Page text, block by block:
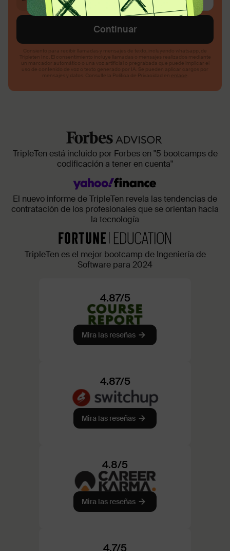
TripleTen está incluido por Forbes en "5 bootcamps de
codificación a tener en cuenta"
El nuevo informe de TripleTen revela las tendencias de
contratación de los profesionales que se orientan hacia
la tecnología
TripleTen es el mejor bootcamp de Ingeniería de
Software para 2024
4.87/5
Mira las reseñas
4.87/5
Mira las reseñas
4.8/5
Mira las reseñas
4.7/5